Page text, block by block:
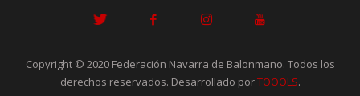
Copyright © 2020 Federación Navarra de Balonmano. Todos los
derechos reservados. Desarrollado porTOOOLS.